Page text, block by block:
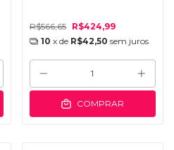
R$566,65
R$424,99
10 x de R$42,50 sem juros
COMPRAR